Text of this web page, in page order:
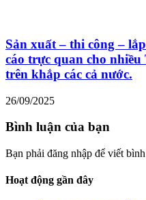
Sản xuất – thi công –
cáo trực quan cho
trên khắp các cả nước.
26/09/2025
Bình luận của bạn
Bạn phải đăng nhập để viết
Hoạt động gần đây